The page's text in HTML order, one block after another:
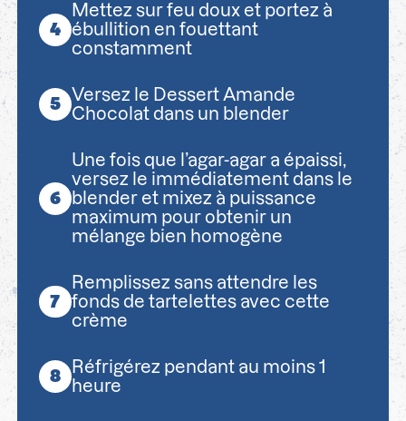
Mettez sur feu doux et portez à
ébullition en fouettant
constamment
Versez le Dessert Amande
Chocolat dans un blender
Une fois que l’agar-agar a épaissi,
versez le immédiatement dans le
blender et mixez à puissance
maximum pour obtenir un
mélange bien homogène
Remplissez sans attendre les
fonds de tartelettes avec cette
crème
Réfrigérez pendant au moins 1
heure